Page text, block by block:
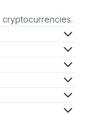
cryptocurrencies.